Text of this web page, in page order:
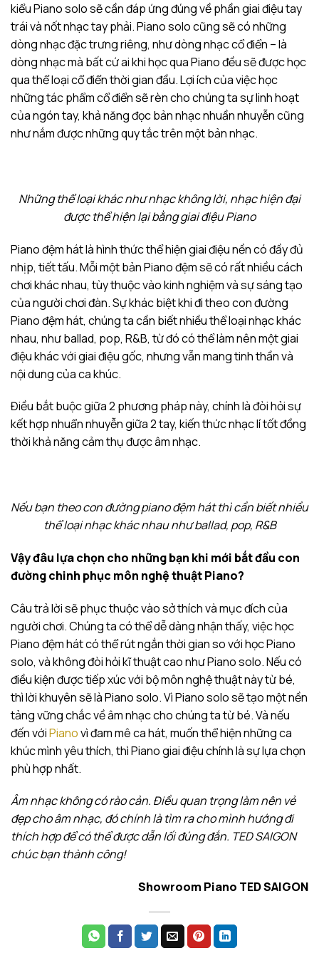
kiểu Piano solo sẽ cần đáp ứng đúng về phần giai điệu tay
trái và nốt nhạc tay phải. Piano solo cũng sẽ có những
dòng nhạc đặc trưng riêng, như dòng nhạc cổ điển – là
dòng nhạc mà bất cứ ai khi học qua Piano đều sẽ được học
qua thể loại cổ điển thời gian đầu. Lợi ích của việc học
những tác phẩm cổ điển sẽ rèn cho chúng ta sự linh hoạt
của ngón tay, khả năng đọc bản nhạc nhuần nhuyễn cũng
như nắm được những quy tắc trên một bản nhạc.
Những thể loại khác như nhạc không lời, nhạc hiện đại
được thể hiện lại bằng giai điệu Piano
Piano đệm hát là hình thức thể hiện giai điệu nền có đầy đủ
nhịp, tiết tấu. Mỗi một bản Piano đệm sẽ có rất nhiều cách
chơi khác nhau, tùy thuộc vào kinh nghiệm và sự sáng tạo
của người chơi đàn. Sự khác biệt khi đi theo con đường
Piano đệm hát, chúng ta cần biết nhiều thể loại nhạc khác
nhau, như ballad, pop, R&B, từ đó có thể làm nên một giai
điệu khác với giai điệu gốc, nhưng vẫn mang tinh thần và
nội dung của ca khúc.
Điều bắt buộc giữa 2 phương pháp này, chính là đòi hỏi sự
kết hợp nhuẩn nhuyễn giữa 2 tay, kiến thức nhạc lí tốt đồng
thời khả năng cảm thụ được âm nhạc.
Nếu bạn theo con đường piano đệm hát thì cần biết nhiều
thể loại nhạc khác nhau như ballad, pop, R&B
Vậy đâu lựa chọn cho những bạn khi mới bắt đầu con
đường chinh phục môn nghệ thuật Piano?
Câu trả lời sẽ phục thuộc vào sở thích và mục đích của
người chơi. Chúng ta có thể dễ dàng nhận thấy, việc học
Piano đệm hát có thể rút ngắn thời gian so với học Piano
solo, và không đòi hỏi kĩ thuật cao như Piano solo. Nếu có
điều kiện được tiếp xúc với bộ môn nghệ thuật này từ bé,
thì lời khuyên sẽ là Piano solo. Vì Piano solo sẽ tạo một nền
tảng vững chắc về âm nhạc cho chúng ta từ bé. Và nếu
đến vớiPianovì đam mê ca hát, muốn thể hiện những ca
khúc mình yêu thích, thì Piano giai điệu chính là sự lựa chọn
phù hợp nhất.
Âm nhạc không có rào cản. Điều quan trọng làm nên vẻ
đẹp cho âm nhạc, đó chính là tìm ra cho mình hướng đi
thích hợp để có thể được dẫn lối đúng đắn. TED SAIGON
chúc bạn thành công!
Showroom Piano TED SAIGON